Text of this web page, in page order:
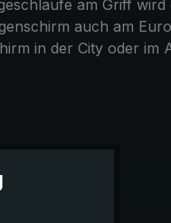
am Griff
auch am
in der City oder im